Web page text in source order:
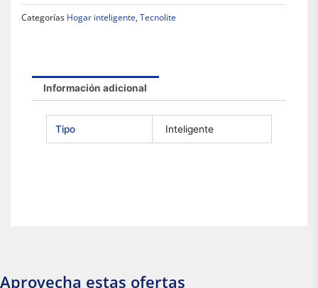
Categorías Hogar inteligente, Tecnolite
Información adicional
Tipo Inteligente
Aprovecha estas ofertas